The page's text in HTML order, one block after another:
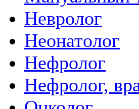
Невролог
Неонатолог
Нефролог
Нефролог,